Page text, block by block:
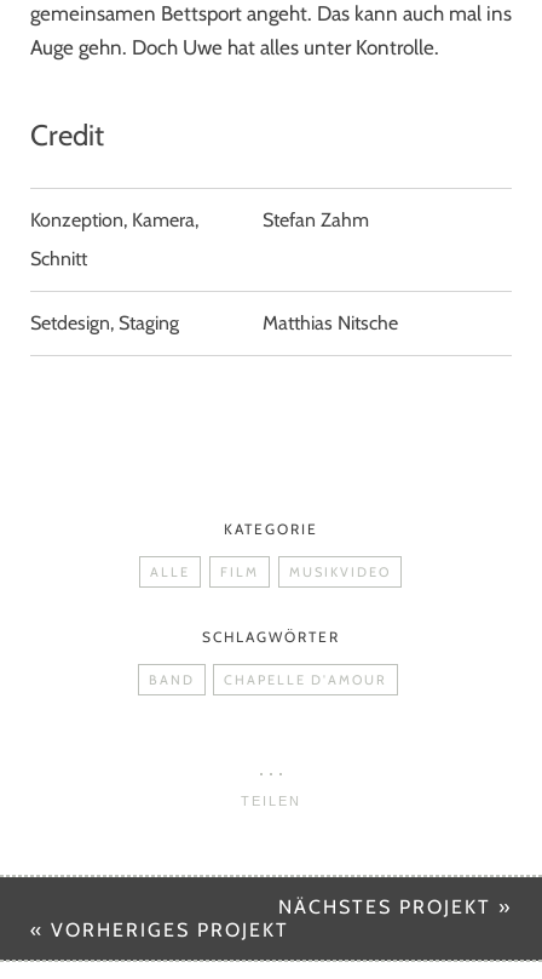
gemeinsamen Bettsport angeht. Das kann auch mal ins
Auge gehn. Doch Uwe hat alles unter Kontrolle.
Credit
Konzeption, Kamera,
Schnitt
Stefan Zahm
Setdesign, Staging Matthias Nitsche
KATEGORIE
ALLE FILM MUSIKVIDEO
SCHLAGWÖRTER
BAND CHAPELLE D'AMOUR
TEILEN
NÄCHSTES PROJEKT »
« VORHERIGES PROJEKT